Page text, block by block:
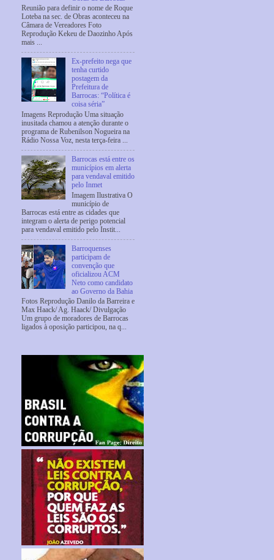
Reunião para definir o nome de Roque
Loteba na sec. de Obras aconteceu na
Câmara de Vereadores Foto
Reprodução Kekeu de Daozinho Após
mais ...
Ex-prefeito nega que
tenha curtido
postagem da
Prefeitura de
Barrocas: “Política é
coisa séria”
Imagens Reprodução Uma situação
inusitada chamou a atenção durante o
programa de Rubenilson Nogueira na
Rádio Nossa Voz, nesta terça-feira ...
Barrocas está entre os
municípios em alerta
para vendaval emitido
pelo Inmet
Imagem Ilustrativa O
município de
Barrocas está entre as cidades que
integram o alerta de perigo potencial
para vendaval emitido pelo Instit...
Barroquenses
participam de
convenção que
oficializou ACM
Neto como candidato
ao Governo da Bahia
Fotos Reprodução Danilo da Barreira e
Max Haack/ Ag. Haack/ Divulgação
Um grupo de moradores de Barrocas
ligados à oposição participou, na q...